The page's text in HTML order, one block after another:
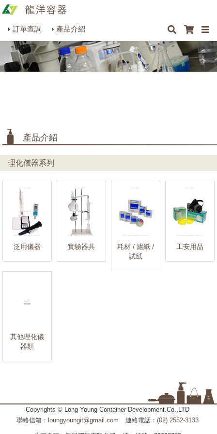
龍洋容器
訂單查詢
產品介紹
商品搜尋
包裝材料系列
烘焙器皿系列
美容用品系列
最新消息 聯絡我們
產品介紹
理化儀器系列
泛用儀器 實驗器具
耗材 / 濾紙 /
試紙
工安用品
其他理化儀
器類
Copyrights © Long Young Container Development.Co.,LTD
聯絡信箱： loungyoungit@gmail.com 連絡電話： (02) 2552-3133